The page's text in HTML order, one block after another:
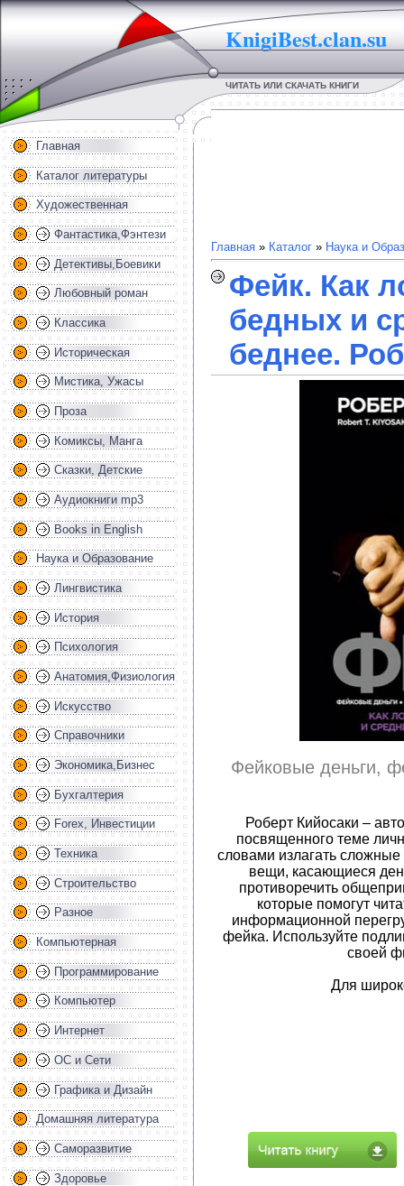
KnigiBest.clan.su
ЧИТАТЬ ИЛИ СКАЧАТЬ КНИГИ
Главная
Каталог литературы
Художественная
Фантастика,Фэнтези
Детективы,Боевики
Любовный роман
Классика
Историческая
Мистика, Ужасы
Проза
Комиксы, Манга
Сказки, Детские
Аудиокниги mp3
Books in English
Наука и Образование
Лингвистика
История
Психология
Анатомия,Физиология
Искусство
Справочники
Экономика,Бизнес
Бухгалтерия
Forex, Инвестиции
Техника
Строительство
Разное
Компьютерная
Программирование
Компьютер
Интернет
ОС и Сети
Графика и Дизайн
Домашняя литература
Саморазвитие
Здоровье
Главная » Каталог » Наука и
Фейк. Как
бедных и
беднее.
Фейковые деньги,
Роберт Кийосаки –
посвященного теме
словами излагать
вещи, касающиеся
противоречить
которые помогут
информационной
фейка. Используйте
своей
Для